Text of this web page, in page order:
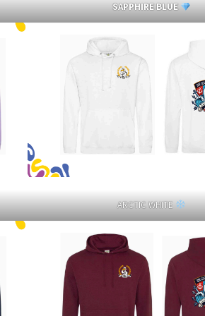
SAPPHIRE BLUE
ARCTIC WHITE